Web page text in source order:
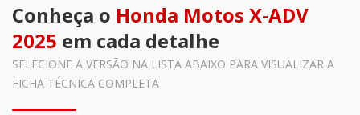
Conheça o Honda Motos X-ADV
2025 em cada detalhe
SELECIONE A VERSÃO NA LISTA ABAIXO PARA VISUALIZAR A
FICHA TÉCNICA COMPLETA